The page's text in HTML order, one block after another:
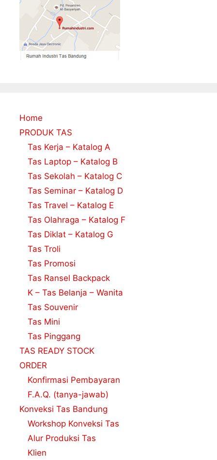
Home
PRODUK TAS
Tas Kerja – Katalog A
Tas Laptop – Katalog B
Tas Sekolah – Katalog C
Tas Seminar – Katalog D
Tas Travel – Katalog E
Tas Olahraga – Katalog F
Tas Diklat – Katalog G
Tas Troli
Tas Promosi
Tas Ransel Backpack
K – Tas Belanja – Wanita
Tas Souvenir
Tas Mini
Tas Pinggang
TAS READY STOCK
ORDER
Konfirmasi Pembayaran
F.A.Q. (tanya-jawab)
Konveksi Tas Bandung
Workshop Konveksi Tas
Alur Produksi Tas
Klien